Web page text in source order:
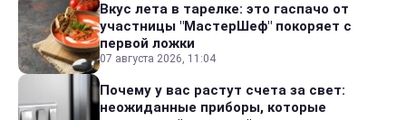
Вкус лета в тарелке: это гаспачо от
участницы "МастерШеф" покоряет с
первой ложки
07 августа 2026, 11:04
Почему у вас растут счета за свет:
неожиданные приборы, которые